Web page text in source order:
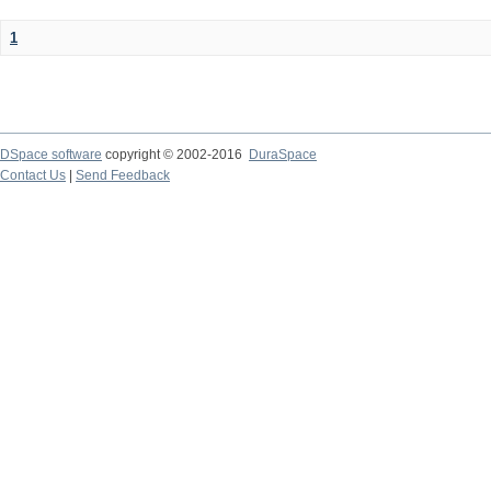
1
DSpace software copyright © 2002-2016
DuraSpace
Contact Us
Send Feedback